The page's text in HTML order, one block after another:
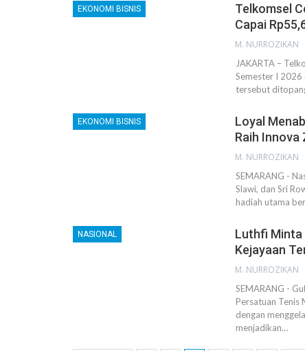
EKONOMI BISNIS
Telkomsel
Capai
M. NURROZIKAN
JAKARTA –
Semester I 2026
tersebut
EKONOMI BISNIS
Loyal
Raih Innova
M. NURROZIKAN
SEMARANG -
Slawi, dan Sri
hadiah utama
NASIONAL
Luthfi Minta
Kejayaan
M. NURROZIKAN
SEMARANG -
Persatuan Tenis
dengan
menjadikan…